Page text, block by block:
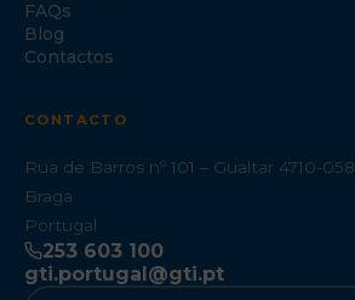
FAQs
Blog
Contactos
CONTACTO
Rua de Barros nº 101 – Gualtar 4710-058
Braga
Portugal
253 603 100
gti.portugal@gti.pt